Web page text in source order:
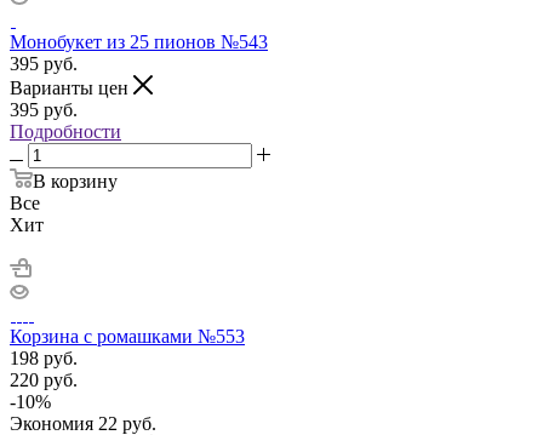
Монобукет из 25 пионов №543
395 руб.
Варианты цен
395 руб.
Подробности
В корзину
Все
Хит
Корзина с ромашками №553
198 руб.
220 руб.
-10%
Экономия 22 руб.